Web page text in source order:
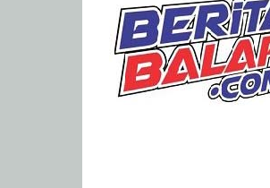
BeritaBalap.com
Portal
Berita
Balap
Paling